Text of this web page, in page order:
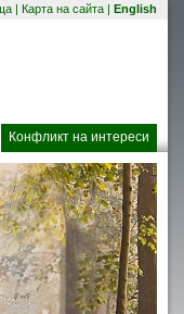
(отваря се в нов прозорец)
| Карта на сайта | English
Конфликт на интереси